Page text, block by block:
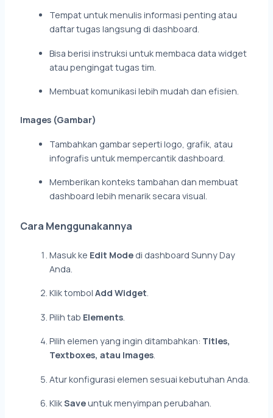
Tempat untuk menulis informasi penting atau
daftar tugas langsung di dashboard.
Bisa berisi instruksi untuk membaca data widget
atau pengingat tugas tim.
Membuat komunikasi lebih mudah dan efisien.
Images (Gambar)
Tambahkan gambar seperti logo, grafik, atau
infografis untuk mempercantik dashboard.
Memberikan konteks tambahan dan membuat
dashboard lebih menarik secara visual.
Cara Menggunakannya
Masuk ke Edit Mode di dashboard Sunny Day
Anda.
Klik tombolAdd Widget.
Pilih tab Elements.
Pilih elemen yang ingin ditambahkan: Titles,
Textboxes, atau Images.
Atur konfigurasi elemen sesuai kebutuhan Anda.
KlikSaveuntuk menyimpan perubahan.